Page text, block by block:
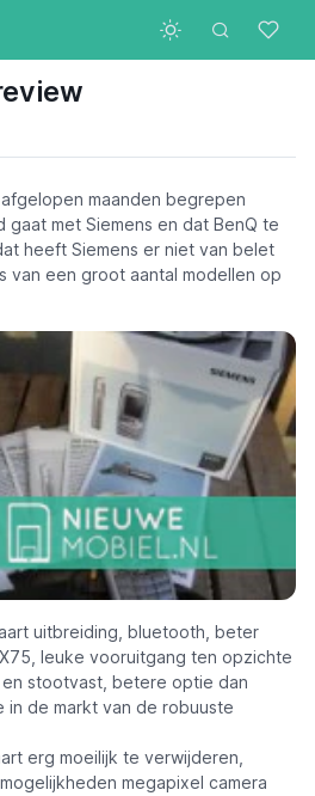
maanden begrepen
met Siemens en dat BenQ te
heeft Siemens er niet van belet
van een groot aantal modellen op
uitbreiding, bluetooth, beter
leuke vooruitgang ten opzichte
stootvast, betere optie dan
de markt van de robuuste
erg moeilijk te verwijderen,
megapixel camera